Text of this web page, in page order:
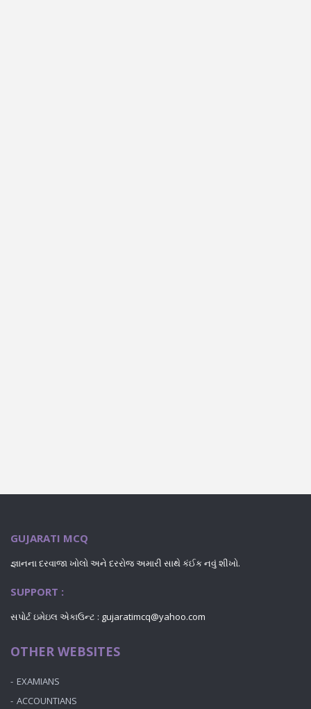
GUJARATI MCQ
જ્ઞાનના દરવાજા ખોલો અને દરરોજ અમારી સાથે કંઈક નવું શીખો.
SUPPORT :
સપોર્ટ ઇમેઇલ એકાઉન્ટ : gujaratimcq@yahoo.com
OTHER WEBSITES
EXAMIANS
ACCOUNTIANS